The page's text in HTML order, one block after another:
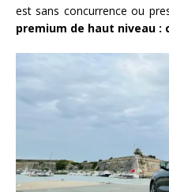
est sans concurrence ou
premium de haut niveau :